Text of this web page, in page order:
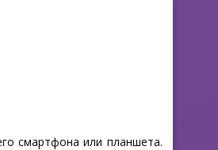
смартфона или планшета.